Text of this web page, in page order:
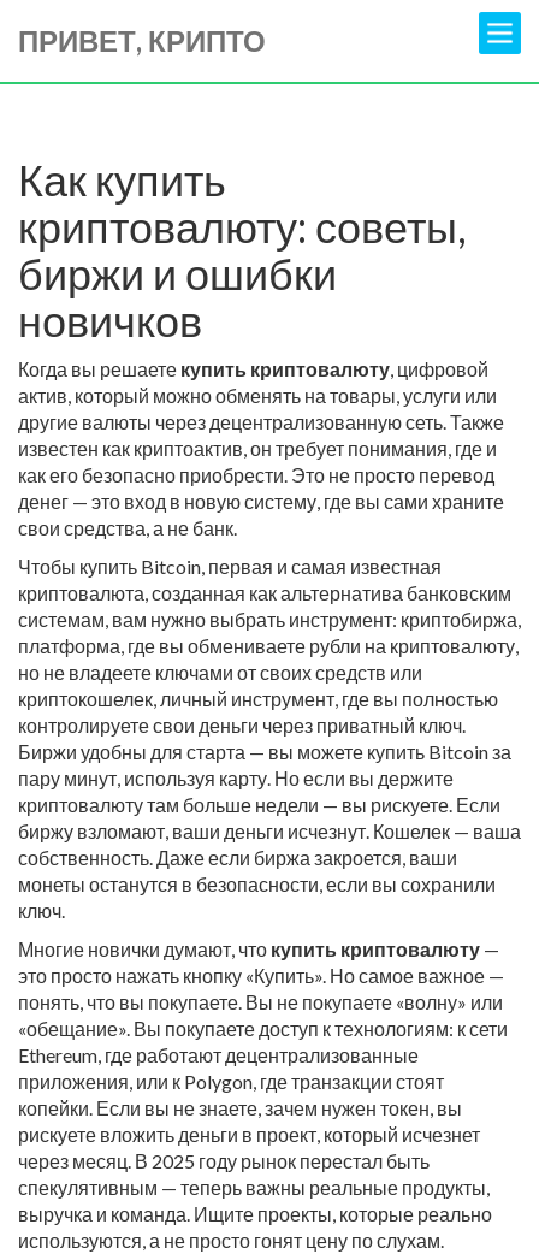
ПРИВЕТ, КРИПТО
Как купить
криптовалюту: советы,
биржи и ошибки
новичков
Когда вы решаете купить криптовалюту, цифровой
актив, который можно обменять на товары, услуги или
другие валюты через децентрализованную сеть. Также
известен как криптоактив, он требует понимания, где и
как его безопасно приобрести. Это не просто перевод
денег — это вход в новую систему, где вы сами храните
свои средства, а не банк.
Чтобы купить Bitcoin, первая и самая известная
криптовалюта, созданная как альтернатива банковским
системам, вам нужно выбрать инструмент: криптобиржа,
платформа, где вы обмениваете рубли на криптовалюту,
но не владеете ключами от своих средств или
криптокошелек, личный инструмент, где вы полностью
контролируете свои деньги через приватный ключ.
Биржи удобны для старта — вы можете купить Bitcoin за
пару минут, используя карту. Но если вы держите
криптовалюту там больше недели — вы рискуете. Если
биржу взломают, ваши деньги исчезнут. Кошелек — ваша
собственность. Даже если биржа закроется, ваши
монеты останутся в безопасности, если вы сохранили
ключ.
Многие новички думают, что купить криптовалюту —
это просто нажать кнопку «Купить». Но самое важное —
понять, что вы покупаете. Вы не покупаете «волну» или
«обещание». Вы покупаете доступ к технологиям: к сети
Ethereum, где работают децентрализованные
приложения, или к Polygon, где транзакции стоят
копейки. Если вы не знаете, зачем нужен токен, вы
рискуете вложить деньги в проект, который исчезнет
через месяц. В 2025 году рынок перестал быть
спекулятивным — теперь важны реальные продукты,
выручка и команда. Ищите проекты, которые реально
используются, а не просто гонят цену по слухам.